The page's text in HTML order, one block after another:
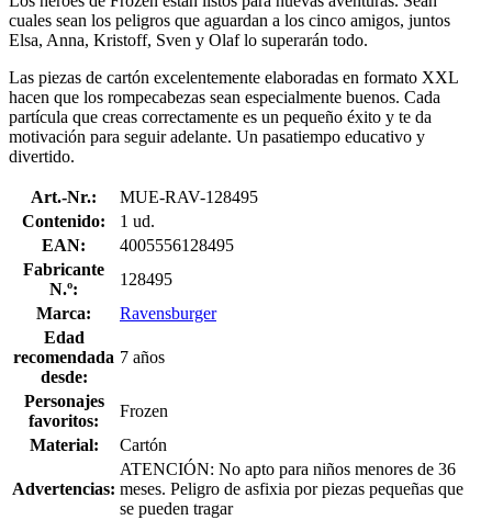
cuales sean los peligros que aguardan a los cinco amigos, juntos
Elsa, Anna, Kristoff, Sven y Olaf lo superarán todo.
Las piezas de cartón excelentemente elaboradas en formato XXL
hacen que los rompecabezas sean especialmente buenos. Cada
partícula que creas correctamente es un pequeño éxito y te da
motivación para seguir adelante. Un pasatiempo educativo y
divertido.
Art.-Nr.:
MUE-RAV-128495
Contenido:
1 ud.
EAN:
4005556128495
Fabricante
N.º:
128495
Marca:
Ravensburger
Edad
recomendada
desde:
7 años
Personajes
favoritos:
Frozen
Material:
Cartón
Advertencias:
ATENCIÓN: No apto para niños menores de 36
meses. Peligro de asfixia por piezas pequeñas que
se pueden tragar